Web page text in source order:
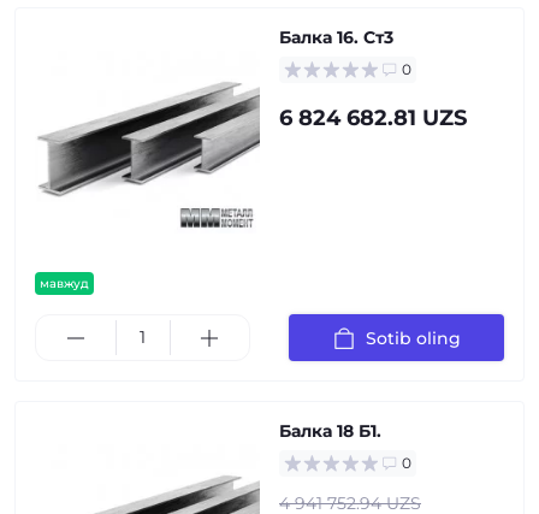
мавжуд
Балка 16. Ст3
0
6 824 682.81 UZS
Sotib oling
Балка 18 Б1.
0
4 941 752.94 UZS